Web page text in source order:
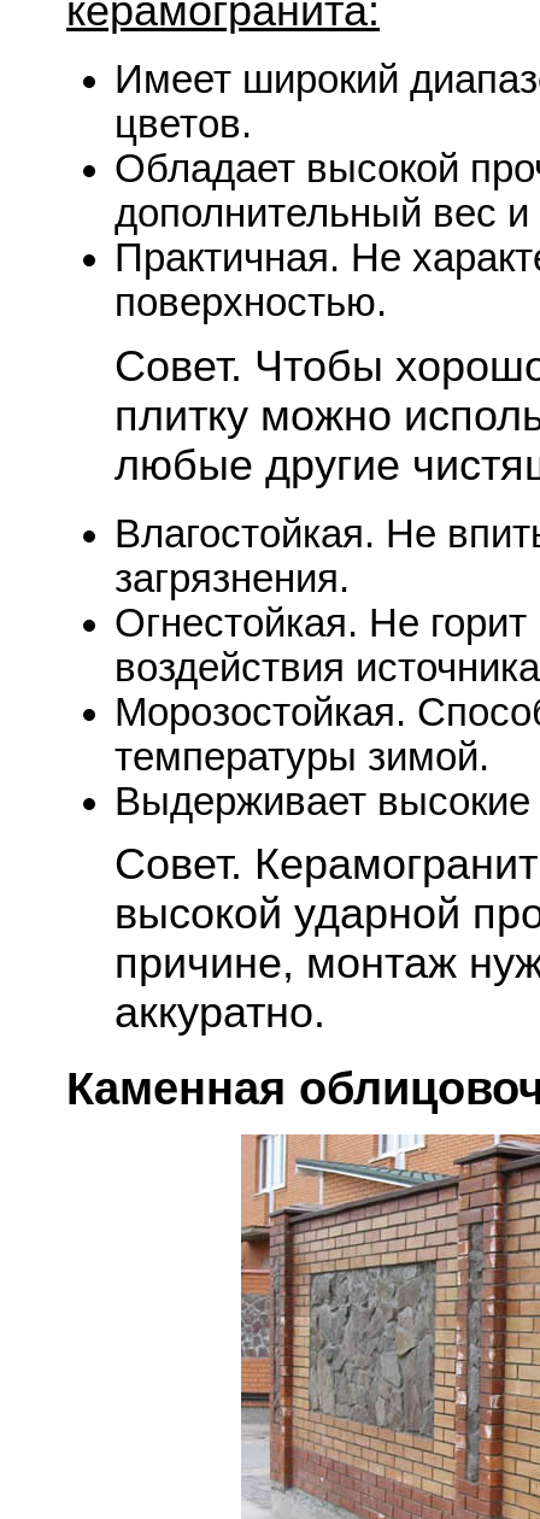
керамогранита:
Имеет широкий
цветов.
Обладает высокой
дополнительный вес и
Практичная. Не
поверхностью.
Совет. Чтобы
плитку можно
любые другие
Влагостойкая. Не
загрязнения.
Огнестойкая. Не
воздействия
Морозостойкая.
температуры зимой.
Выдерживает
Совет.
высокой ударной
причине, монтаж
аккуратно.
Каменная